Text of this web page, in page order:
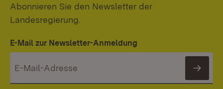
Abonnieren Sie den Newsletter der
Landesregierung.
E-Mail zur Newsletter-Anmeldung